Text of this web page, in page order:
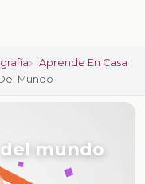
Aprende En Casa
Mundo
mundo